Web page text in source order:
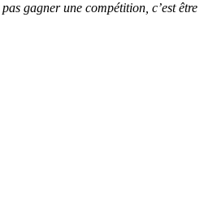
gagner une compétition, c’est être